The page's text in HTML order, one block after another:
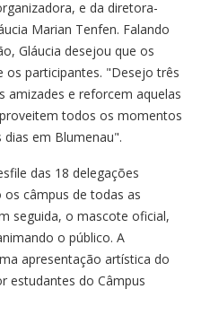
e da diretora-
Marian Tenfen. Falando
Gláucia desejou que os
participantes. "Desejo três
amizades e reforcem aquelas
todos os momentos
em Blumenau".
das 18 delegações
câmpus de todas as
seguida, o mascote oficial,
o público. A
apresentação artística do
estudantes do Câmpus